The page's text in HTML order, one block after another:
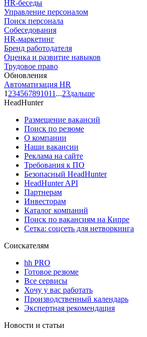
HR-беседы
Управление персоналом
Поиск персонала
Собеседования
HR-маркетинг
Бренд работодателя
Оценка и развитие навыков
Трудовое право
Обновления
Автоматизация HR
1 234567891011 ...23дальше
HeadHunter
Размещение вакансий
Поиск по резюме
О компании
Наши вакансии
Реклама на сайте
Требования к ПО
Безопасный HeadHunter
HeadHunter API
Партнерам
Инвесторам
Каталог компаний
Поиск по вакансиям на Кипре
Сетка: соцсеть для нетворкинга
Соискателям
hh PRO
Готовое резюме
Все сервисы
Хочу у вас работать
Производственный календарь
Экспертная рекомендация
Новости и статьи